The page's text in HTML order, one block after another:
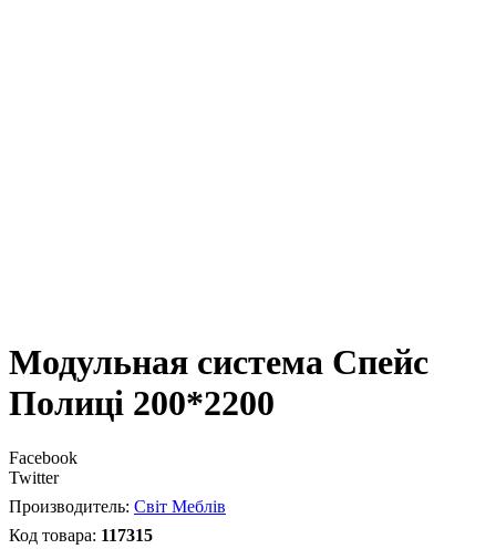
Модульная система Спейс
Полиці 200*2200
Facebook
Twitter
Світ Меблів
117315